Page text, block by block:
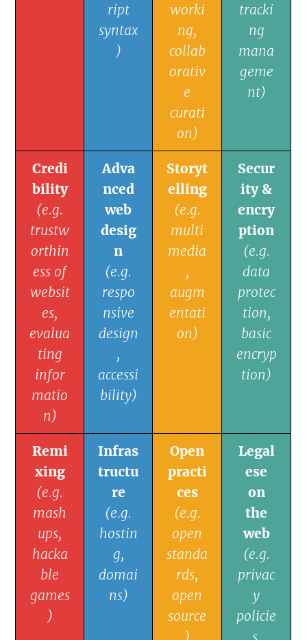
ript
syntax
)
worki
ng,
collab
orativ
e
curati
on)
tracki
ng
mana
geme
nt)
Credi
bility
(e.g.
trustw
orthin
ess of
websit
es,
evalua
ting
infor
matio
n)
Adva
nced
web
desig
n
(e.g.
respo
nsive
design
,
accessi
bility)
Storyt
elling
(e.g.
multi
media
,
augm
entati
on)
Secur
ity &
encry
ption
(e.g.
data
protec
tion,
basic
encryp
tion)
Remi
xing
(e.g.
mash
ups,
hacka
ble
games
)
Infras
tructu
re
(e.g.
hostin
g,
domai
ns)
Open
practi
ces
(e.g.
open
standa
rds,
open
source
)
Legal
ese
on
the
web
(e.g.
privac
y
policie
s,